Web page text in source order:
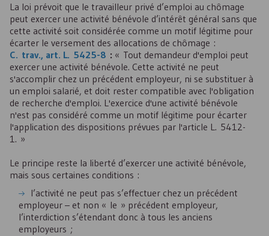
La loi prévoit que le travailleur privé d’emploi au chômage
peut exercer une activité bénévole d’intérêt général sans que
cette activité soit considérée comme un motif légitime pour
écarter le versement des allocations de chômage :
C. trav., art. L. 5425-8 : « Tout demandeur d'emploi peut
exercer une activité bénévole. Cette activité ne peut
s'accomplir chez un précédent employeur, ni se substituer à
un emploi salarié, et doit rester compatible avec l'obligation
de recherche d'emploi. L'exercice d'une activité bénévole
n'est pas considéré comme un motif légitime pour écarter
l'application des dispositions prévues par l'article L. 5412-
1. »
Le principe reste la liberté d’exercer une activité bénévole,
mais sous certaines conditions :
l’activité ne peut pas s’effectuer chez un précédent
employeur – et non « le » précédent employeur,
l’interdiction s’étendant donc à tous les anciens
employeurs ;